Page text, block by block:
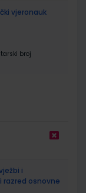
vjeronauk
broj
i
razred osnovne